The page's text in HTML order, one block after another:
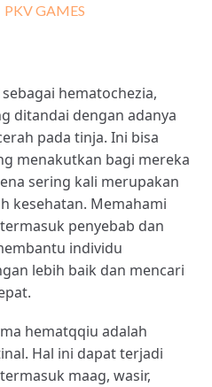
PKV GAMES
hematochezia,
ditandai dengan adanya
pada tinja. Ini bisa
menakutkan bagi mereka
sering kali merupakan
kesehatan. Memahami
penyebab dan
individu
lebih baik dan mencari
hematqqiu adalah
Hal ini dapat terjadi
maag, wasir,